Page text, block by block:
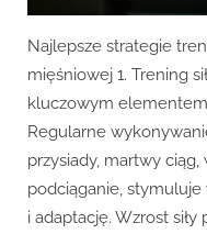
Najlepsze strategie
mięśniowej 1. Trening
kluczowym
Regularne
przysiady, martwy
podciąganie,
i adaptację. Wzrost siły